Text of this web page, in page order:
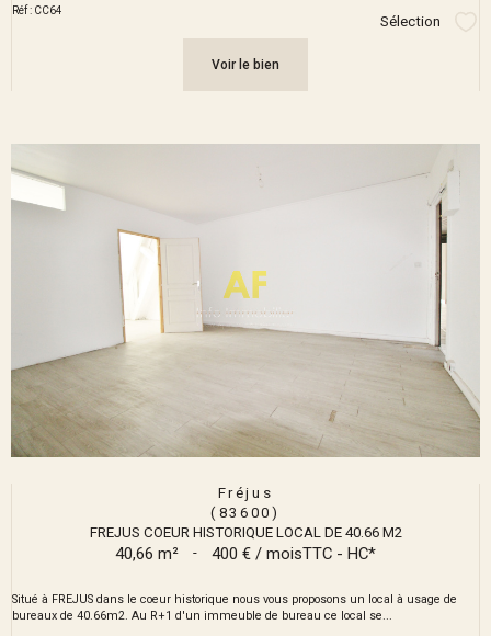
Réf : CC64
Sélection
Voir le bien
Fréjus
(83600)
FREJUS COEUR HISTORIQUE LOCAL DE 40.66 M2
40,66 m² - 400 € / moisTTC - HC*
Situé à FREJUS dans le coeur historique nous vous proposons un local à usage de
bureaux de 40.66m2. Au R+1 d'un immeuble de bureau ce local se...